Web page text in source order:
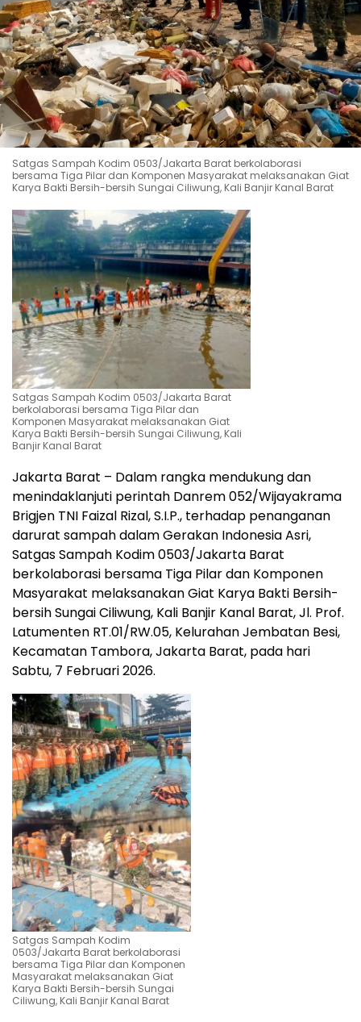
Satgas Sampah Kodim 0503/Jakarta Barat berkolaborasi
bersama Tiga Pilar dan Komponen Masyarakat melaksanakan Giat
Karya Bakti Bersih-bersih Sungai Ciliwung, Kali Banjir Kanal Barat
Satgas Sampah Kodim 0503/Jakarta Barat
berkolaborasi bersama Tiga Pilar dan
Komponen Masyarakat melaksanakan Giat
Karya Bakti Bersih-bersih Sungai Ciliwung, Kali
Banjir Kanal Barat
Jakarta Barat – Dalam rangka mendukung dan
menindaklanjuti perintah Danrem 052/Wijayakrama
Brigjen TNI Faizal Rizal, S.I.P., terhadap penanganan
darurat sampah dalam Gerakan Indonesia Asri,
Satgas Sampah Kodim 0503/Jakarta Barat
berkolaborasi bersama Tiga Pilar dan Komponen
Masyarakat melaksanakan Giat Karya Bakti Bersih-
bersih Sungai Ciliwung, Kali Banjir Kanal Barat, Jl. Prof.
Latumenten RT.01/RW.05, Kelurahan Jembatan Besi,
Kecamatan Tambora, Jakarta Barat, pada hari
Sabtu, 7 Februari 2026.
Satgas Sampah Kodim
0503/Jakarta Barat berkolaborasi
bersama Tiga Pilar dan Komponen
Masyarakat melaksanakan Giat
Karya Bakti Bersih-bersih Sungai
Ciliwung, Kali Banjir Kanal Barat